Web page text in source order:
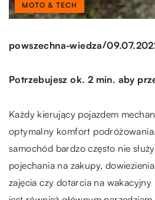
MOTO & TECH
powszechna-wiedza/
Potrzebujesz ok. 2 min. aby
Każdy kierujący pojazdem
optymalny komfort
samochód bardzo często nie
pojechania na zakupy,
zajęcia czy dotarcia na